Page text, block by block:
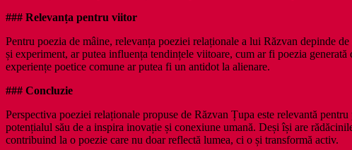
### Relevanța pentru viitor
Pentru poezia de mâine, relevanța poeziei relaționale a lui Răzvan depinde
și experiment, ar putea influența tendințele viitoare, cum ar fi poezia
experiențe poetice comune ar putea fi un antidot la alienare.
### Concluzie
Perspectiva poeziei relaționale propuse de Răzvan Țupa este relevantă
potențialul său de a inspira inovație și conexiune umană. Deși își are
contribuind la o poezie care nu doar reflectă lumea, ci o și transformă activ.